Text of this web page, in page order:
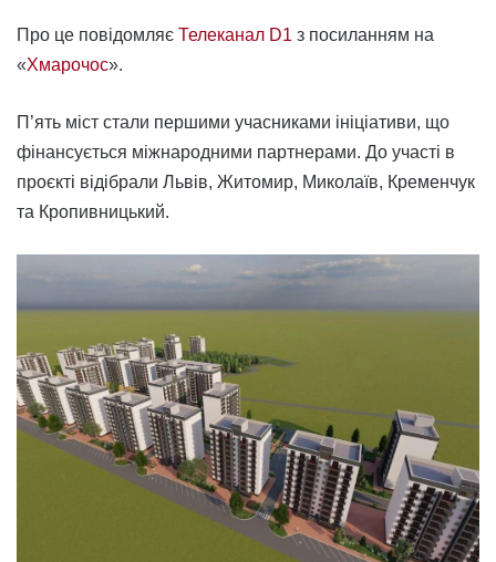
Про це повідомляє Телеканал D1 з посиланням на
«Хмарочос».
П’ять міст стали першими учасниками ініціативи, що
фінансується міжнародними партнерами. До участі в
проєкті відібрали Львів, Житомир, Миколаїв, Кременчук
та Кропивницький.